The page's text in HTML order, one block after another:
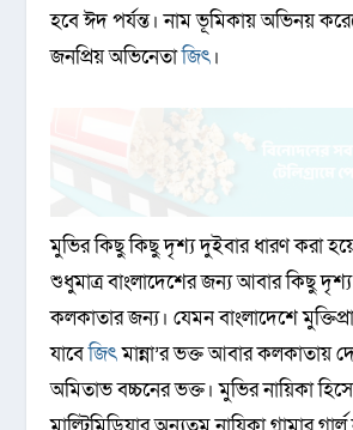
হবে ঈদ পর্যন্ত। নাম ভূমিকায় অভিনয়
জনপ্রিয় অভিনেতাজিৎ।
মুভির কিছু কিছু দৃশ্য দুইবার ধারণ করা
শুধুমাত্র বাংলাদেশের জন্য আবার কিছু
কলকাতার জন্য। যেমন বাংলাদেশে
যাবেজিৎমান্না’র ভক্ত আবার কলকাতায়
অমিতাভ বচ্চনের ভক্ত। মুভির নায়িকা